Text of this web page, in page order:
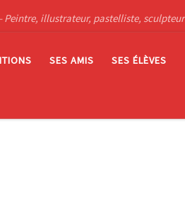
Peintre, illustrateur, pastelliste, sculpteur
SES AMIS SES ÉLÈVES